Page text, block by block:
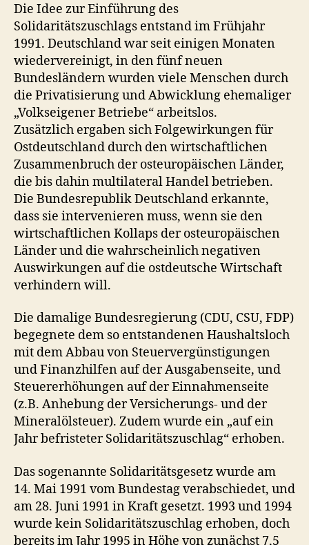
Die Idee zur Einführung des
Solidaritätszuschlags entstand im Frühjahr
1991. Deutschland war seit einigen Monaten
wiedervereinigt, in den fünf neuen
Bundesländern wurden viele Menschen durch
die Privatisierung und Abwicklung ehemaliger
„Volkseigener Betriebe“ arbeitslos.
Zusätzlich ergaben sich Folgewirkungen für
Ostdeutschland durch den wirtschaftlichen
Zusammenbruch der osteuropäischen Länder,
die bis dahin multilateral Handel betrieben.
Die Bundesrepublik Deutschland erkannte,
dass sie intervenieren muss, wenn sie den
wirtschaftlichen Kollaps der osteuropäischen
Länder und die wahrscheinlich negativen
Auswirkungen auf die ostdeutsche Wirtschaft
verhindern will.
Die damalige Bundesregierung (CDU, CSU, FDP)
begegnete dem so entstandenen Haushaltsloch
mit dem Abbau von Steuervergünstigungen
und Finanzhilfen auf der Ausgabenseite, und
Steuererhöhungen auf der Einnahmenseite
(z.B. Anhebung der Versicherungs- und der
Mineralölsteuer). Zudem wurde ein „auf ein
Jahr befristeter Solidaritätszuschlag“ erhoben.
Das sogenannte Solidaritätsgesetz wurde am
14. Mai 1991 vom Bundestag verabschiedet, und
am 28. Juni 1991 in Kraft gesetzt. 1993 und 1994
wurde kein Solidaritätszuschlag erhoben, doch
bereits im Jahr 1995 in Höhe von zunächst 7,5